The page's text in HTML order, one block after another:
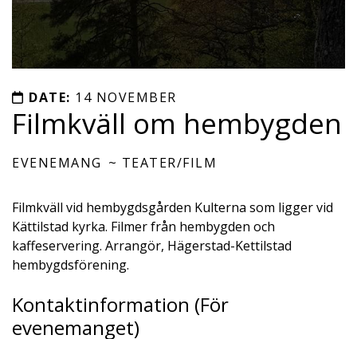
DATE: 14 NOVEMBER
Filmkväll om hembygden
EVENEMANG TEATER/FILM
Filmkväll vid hembygdsgården Kulterna som ligger vid
Kättilstad kyrka. Filmer från hembygden och
kaffeservering. Arrangör, Hägerstad-Kettilstad
hembygdsförening.
Kontaktinformation (För
evenemanget)